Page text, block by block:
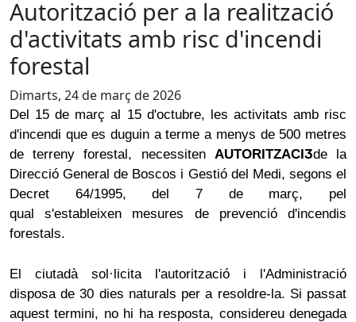
Autorització per a la realització
d'activitats amb risc d'incendi
forestal
Dimarts, 24 de març de 2026
Del 15 de març al 15 d'octubre, les activitats amb risc
d'incendi que es duguin a terme a menys de 500 metres
de terreny forestal, necessiten AUTORITZACIӠde la
Direcció General de Boscos i Gestió del Medi, segons el
Decret 64/1995, del 7 de març, pel
qual s'estableixen mesures de prevenció d'incendis
forestals.
El ciutadà sol·licita l'autorització i l'Administració
disposa de 30 dies naturals per a resoldre-la. Si passat
aquest termini, no hi ha resposta, considereu denegada